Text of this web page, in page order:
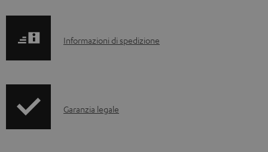
I
r
Informazioni di spedizione
IGaranzia legale